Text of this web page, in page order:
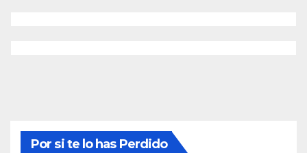
Por si te lo has Perdido